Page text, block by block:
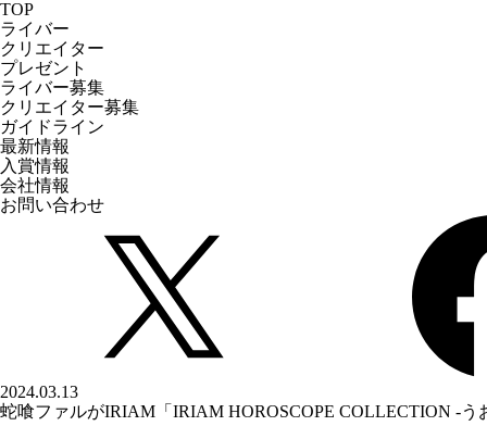
TOP
ライバー
クリエイター
プレゼント
ライバー募集
クリエイター募集
ガイドライン
最新情報
入賞情報
会社情報
お問い合わせ
2024.03.13
蛇喰ファルがIRIAM「IRIAM HOROSCOPE COLLECTION -う